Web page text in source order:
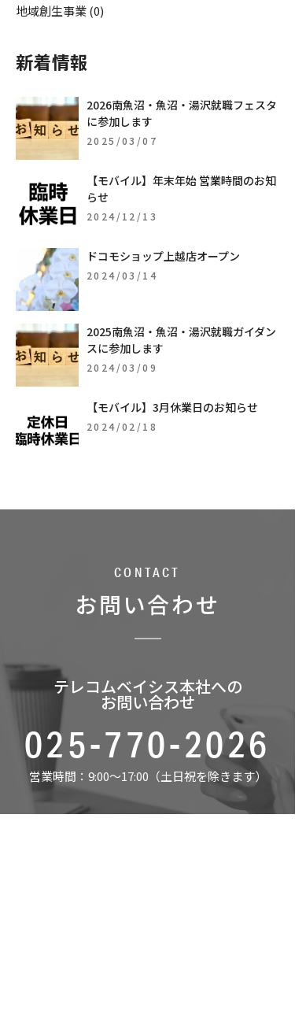
地域創生事業 (0)
新着情報
2026南魚沼・魚沼・湯沢就職フェスタ
に参加します
2025/03/07
【モバイル】年末年始 営業時間のお知
らせ
2024/12/13
ドコモショップ上越店オープン
2024/03/14
2025南魚沼・魚沼・湯沢就職ガイダン
スに参加します
2024/03/09
【モバイル】3月休業日のお知らせ
2024/02/18
CONTACT
お問い合わせ
テレコムベイシス本社への
お問い合わせ
025-770-2026
営業時間：9:00～17:00（土日祝を除きます）